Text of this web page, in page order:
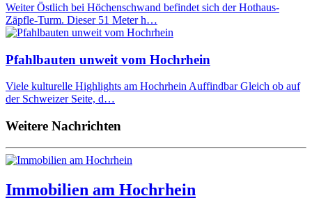
Weiter Östlich bei Höchenschwand befindet sich der Hothaus-
Zäpfle-Turm. Dieser 51 Meter h…
Pfahlbauten unweit vom Hochrhein
Viele kulturelle Highlights am Hochrhein Auffindbar Gleich ob auf
der Schweizer Seite, d…
Weitere Nachrichten
Immobilien am Hochrhein